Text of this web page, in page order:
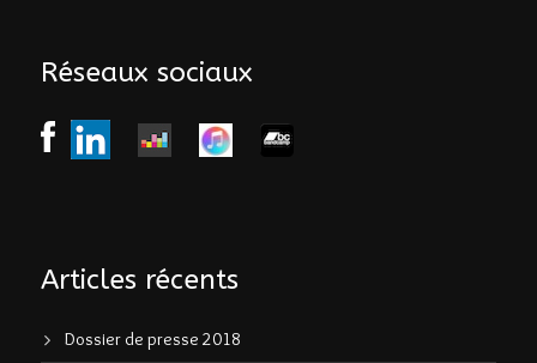
Réseaux sociaux
Articles récents
Dossier de presse 2018